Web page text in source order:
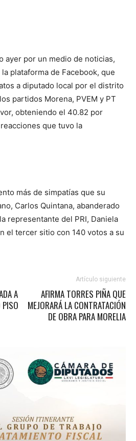
ayer por un medio de noticias,
plataforma de Facebook, que
a diputado local por el distrito
partidos Morena, PVEM y PT
obteniendo el 40.82 por
que tuvo la
más de simpatías que su
Carlos Quintana, abanderado
representante del PRI, Daniela
el tercer sitio con 140 votos a su
A
PISO
Artículo siguiente
AFIRMA TORRES PIÑA QUE
MEJORARÁ LA CONTRATACIÓN
DE OBRA PARA MORELIA